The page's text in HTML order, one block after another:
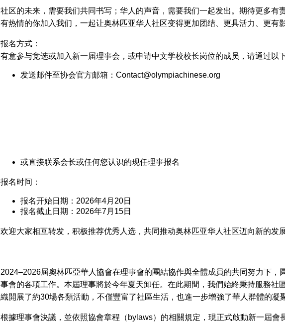
社区的未来，需要我们共同书写；华人的声音，需要我们一起发出。期待更多有
有热情的你加入我们，一起让奥林匹亚华人社区变得更加团结、更具活力、更有影
报名方式：
有意参与竞选或加入新一届理事会，或申请中文学校校长岗位的成员，请通过以
发送邮件至协会官方邮箱： Contact@olympiachinese.org
或直接联系会长或任何您认识的现任理事报名
报名时间：
报名开始日期：2026年4月20日
报名截止日期：2026年7月15日
欢迎大家相互转发，积极推荐优秀人选，共同推动奥林匹亚华人社区迈向新的发展
2024–2026屆奧林匹亞華人協會在理事會的團結協作與全體成員的共同努力下，
事會的各項工作。本屆理事將於今年夏天卸任。在此期間，我們始終秉持服務社
織開展了約30場各類活動，不僅豐富了社區生活，也進一步增強了華人群體的凝
根據理事會決議，並依照協會章程（bylaws）的相關規定，現正式啟動新一屆會